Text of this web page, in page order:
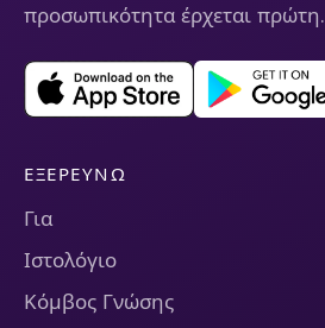
προσωπικότητα έρχεται πρώτη.
ΕΞΕΡΕΥΝΏ
Για
Ιστολόγιο
Κόμβος Γνώσης